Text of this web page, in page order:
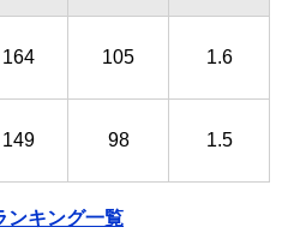
164 105 1.6
149 98 1.5
ンキング一覧